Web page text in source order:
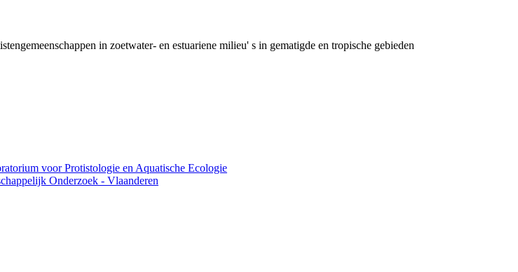
in zoetwater- en estuariene milieu' s in gematigde en tropische gebieden
voor Protistologie en Aquatische Ecologie
Onderzoek - Vlaanderen